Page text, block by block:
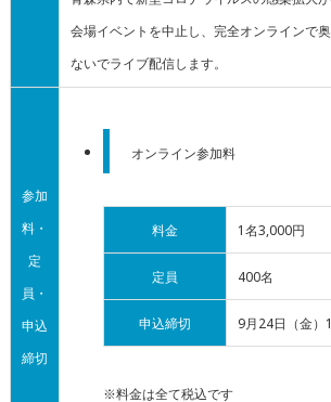
会場イベントを中止し、完全オンラインで
ないでライブ配信します。
参加
料・
定
員・
申込
締切
オンライン参加料
料金 1名3,000円
定員 400名
申込締切 9月24日（金）
※料金は全て税込です